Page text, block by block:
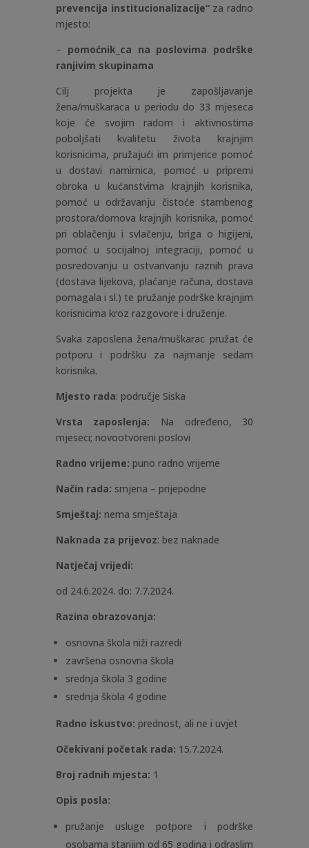
prevencija institucionalizacije“za radno
mjesto:
– pomoćnik_ca na poslovima podrške
ranjivim skupinama
Cilj projekta je zapošljavanje
žena/muškaraca u periodu do 33 mjeseca
koje će svojim radom i aktivnostima
poboljšati kvalitetu života krajnjim
korisnicima, pružajući im primjerice pomoć
u dostavi namirnica, pomoć u pripremi
obroka u kućanstvima krajnjih korisnika,
pomoć u održavanju čistoće stambenog
prostora/domova krajnjih korisnika, pomoć
pri oblačenju i svlačenju, briga o higijeni,
pomoć u socijalnoj integraciji, pomoć u
posredovanju u ostvarivanju raznih prava
(dostava lijekova, plaćanje računa, dostava
pomagala i sl.) te pružanje podrške krajnjim
korisnicima kroz razgovore i druženje.
Svaka zaposlena žena/muškarac pružat će
potporu i podršku za najmanje sedam
korisnika.
Mjesto rada: područje Siska
Vrsta zaposlenja:
Na određeno, 30
mjeseci; novootvoreni poslovi
Radno vrijeme: puno radno vrijeme
Način rada: smjena – prijepodne
Smještaj: nema smještaja
Naknada za prijevoz: bez naknade
Natječaj vrijedi:
od 24.6.2024. do: 7.7.2024.
Razina obrazovanja:
osnovna škola niži razredi
završena osnovna škola
srednja škola 3 godine
srednja škola 4 godine
Radno iskustvo: prednost, ali ne i uvjet
Očekivani početak rada: 15.7.2024.
Broj radnih mjesta: 1
Opis posla:
pružanje usluge potpore i podrške
osobama starijim od 65 godina i odraslim